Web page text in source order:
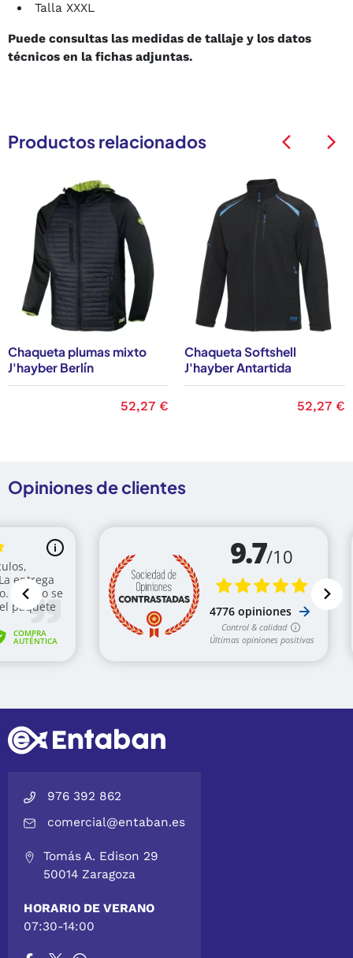
Talla XXXL
Puede consultas las medidas de tallaje y los datos
técnicos en la fichas adjuntas.
Productos relacionados
Chaqueta plumas mixto
J'hayber Berlín
Precio
52,27 €
Chaqueta Softshell
J'hayber Antartida
Precio
52,27 €
arrow_back_ios arrow_back_ios
Opiniones de clientes
976 392 862
comercial@entaban.es
Tomás A. Edison 29
50014 Zaragoza
HORARIO DE VERANO
07:30-14:00